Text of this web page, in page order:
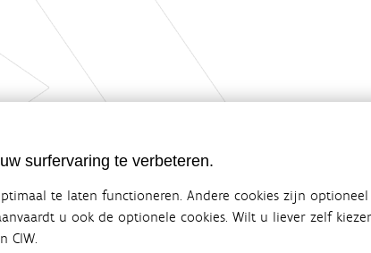
surfervaring te verbeteren.
te laten functioneren. Andere cookies zijn
u ook de optionele cookies. Wilt u liever zelf
CIW. van de Vlaamse overheid